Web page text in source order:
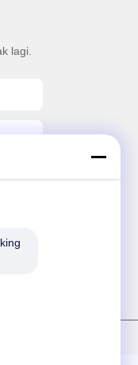
lagi.
dilindungi.